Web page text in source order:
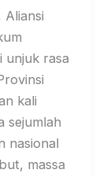
Aliansi
unjuk rasa
kali
sejumlah
nasional
massa